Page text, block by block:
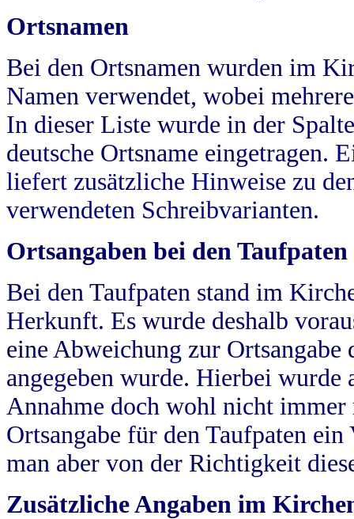
Ortsnamen
Bei den Ortsnamen wurden im
Namen verwendet, wobei
In dieser Liste wurde in der
deutsche Ortsname eingetragen.
liefert zusätzliche Hinweise zu
verwendeten Schreibvarianten.
Ortsangaben bei den Taufpaten
Bei den Taufpaten stand im
Herkunft. Es wurde deshalb
eine Abweichung zur
angegeben wurde. Hierbei wurde
Annahme doch wohl nicht
Ortsangabe für den Taufpaten
man aber von der Richtigkeit
Zusätzliche Angaben im